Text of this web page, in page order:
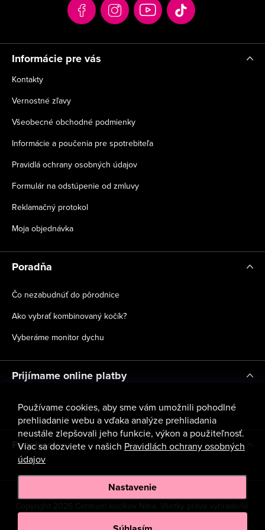
Používame cookies, aby sme vám umožnili pohodlné
prehliadanie webu a vďaka analýze prehliadania
neustále zlepšovali jeho funkcie, výkon a použiteľnosť.
Viac sa dozviete v našich Pravidlách ochrany osobných
údajov
Nastavenie
e
Informácie pre vás
Kontakty
Vernostné zľavy
Všeobecné obchodné podmienky
Informácie a poučenia pre spotrebiteľa
Pravidlá ochrany osobných údajov
Formulár na odstúpenie od zmluvy
Reklamačný protokol
Moja objednávka
Poradňa
Čo nezabudnúť do pôrodnice
Ako vybrať kombinovaný kočík?
Vyberáme monitor dychu
Prijímame online platby
Facebook